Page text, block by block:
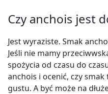
Czy anchois jest
Jest wyraziste. Smak
Jeśli nie mamy
spożycia od czasu do
anchois i ocenić, czy
gustu. A być może na